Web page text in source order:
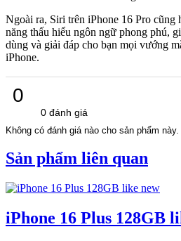
Ngoài ra, Siri trên iPhone 16 Pro cũng
năng thấu hiểu ngôn ngữ phong phú,
dùng và giải đáp cho bạn mọi vướng
iPhone.
0
0 đánh giá
Không có đánh giá nào cho sản phẩm này.
Sản phẩm liên quan
iPhone 16 Plus 128GB